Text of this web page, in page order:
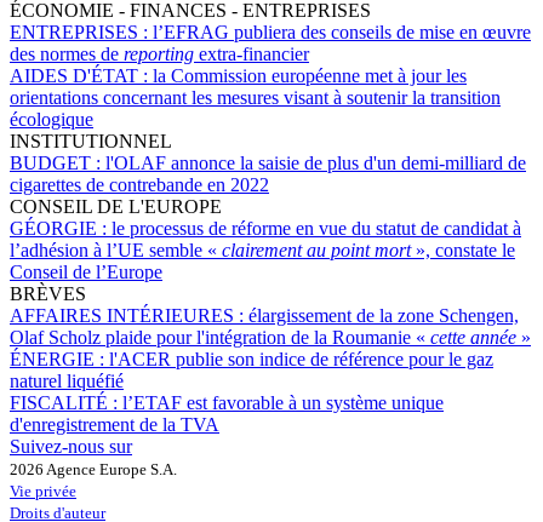
ÉCONOMIE - FINANCES - ENTREPRISES
ENTREPRISES : l’EFRAG publiera des conseils de mise en œuvre
des normes de reporting extra-financier
AIDES D'ÉTAT : la Commission européenne met à jour les
orientations concernant les mesures visant à soutenir la transition
écologique
INSTITUTIONNEL
BUDGET : l'OLAF annonce la saisie de plus d'un demi-milliard de
cigarettes de contrebande en 2022
CONSEIL DE L'EUROPE
GÉORGIE : le processus de réforme en vue du statut de candidat à
l’adhésion à l’UE semble « clairement au point mort », constate le
Conseil de l’Europe
BRÈVES
AFFAIRES INTÉRIEURES : élargissement de la zone Schengen,
Olaf Scholz plaide pour l'intégration de la Roumanie « cette année »
ÉNERGIE : l'ACER publie son indice de référence pour le gaz
naturel liquéfié
FISCALITÉ : l’ETAF est favorable à un système unique
d'enregistrement de la TVA
Suivez-nous sur
2026 Agence Europe S.A.
Vie privée
Droits d'auteur